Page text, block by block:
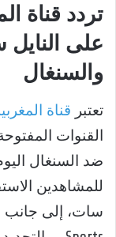
على
والسنغال
تعتبر قناة
القنوات
ضد السنغال
للمشاهدين